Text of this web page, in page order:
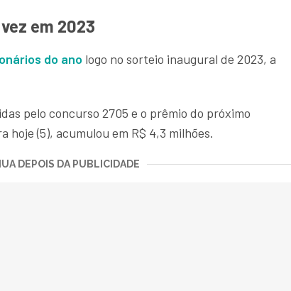
em 2023
do ano logo no sorteio inaugural de 2023, a
pelo concurso 2705 e o prêmio do próximo
(5), acumulou em R$ 4,3 milhões.
DEPOIS DA PUBLICIDADE